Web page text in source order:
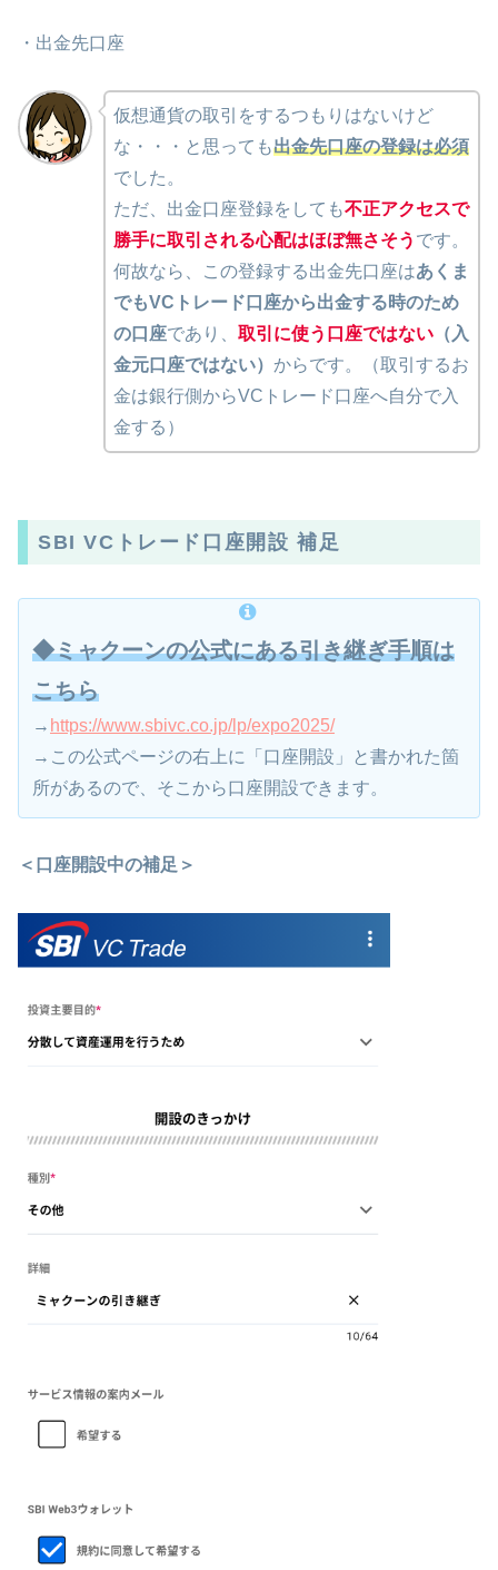
・出金先口座
仮想通貨の取引をするつもりはないけど
な・・・と思っても出金先口座の登録は必須
でした。
ただ、出金口座登録をしても不正アクセスで
勝手に取引される心配はほぼ無さそう です。
何故なら、この登録する出金先口座はあくま
でもVCトレード口座から出金する時のため
の口座であり、 取引に使う口座ではない（入
金元口座ではない） からです。（取引するお
金は銀行側からVCトレード口座へ自分で入
金する）
SBI VCトレード口座開設 補足
◆ミャクーンの公式にある引き継ぎ手順は
こちら
→ https://www.sbivc.co.jp/lp/expo2025/
→この公式ページの右上に「口座開設」と書かれた箇
所があるので、そこから口座開設できます。
＜口座開設中の補足＞